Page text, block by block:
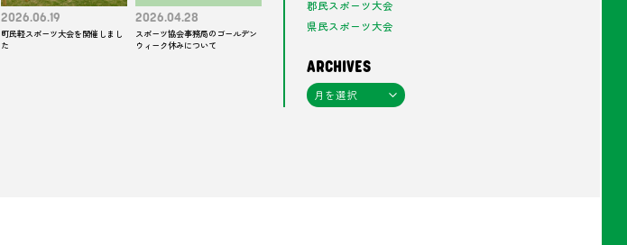
2026.06.19
町民軽スポーツ大会を開催しまし
た
2026.04.28
スポーツ協会事務局のゴールデン
ウィーク休みについて
郡民スポーツ大会
県民スポーツ大会
ARCHIVES